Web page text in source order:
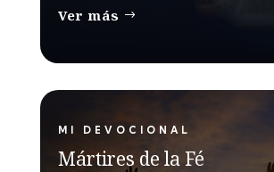
Ver más
MI DEVOCIONAL
Mártires de la Fé